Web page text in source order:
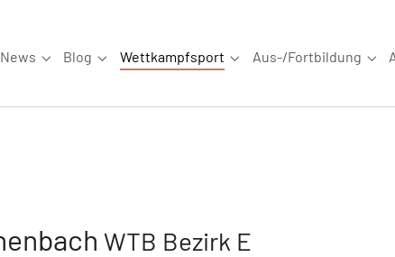
News
Submenu for "News"
Blog
Submenu for "Blog"
Wettkampfsport
Submenu for
Aus-/Fortbildung
WTB Bezirk E